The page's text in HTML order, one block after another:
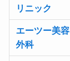
リニック
エーツー美容
外科